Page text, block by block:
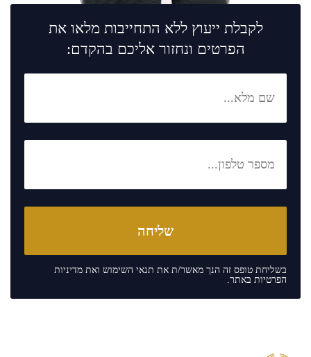
לקבלת ייעוץ ללא התחייבות מלאו את
הפרטים ונחזור אליכם בהקדם:
בשליחת טופס זה הנך מאשר/ת את תנאי השימוש ואת מדיניות
הפרטיות באתר.